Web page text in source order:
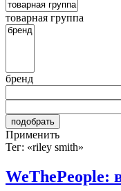
товарная группа
бренд
Применить
Тег: «riley smith»
WeThePeople: